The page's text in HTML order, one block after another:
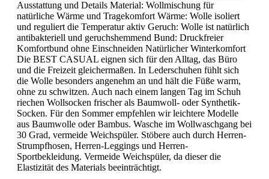
Ausstattung und Details Material: Wollmischung für
natürliche Wärme und Tragekomfort Wärme: Wolle isoliert
und reguliert die Temperatur aktiv Geruch: Wolle ist natürlich
antibakteriell und geruchshemmend Bund: Druckfreier
Komfortbund ohne Einschneiden Natürlicher Winterkomfort
Die BEST CASUAL eignen sich für den Alltag, das Büro
und die Freizeit gleichermaßen. In Lederschuhen fühlt sich
die Wolle besonders angenehm an und hält die Füße warm,
ohne zu schwitzen. Auch nach einem langen Tag im Schuh
riechen Wollsocken frischer als Baumwoll- oder Synthetik-
Socken. Für den Sommer empfehlen wir leichtere Modelle
aus Baumwolle oder Bambus. Wasche im Wollwaschgang bei
30 Grad, vermeide Weichspüler. Stöbere auch durch Herren-
Strumpfhosen, Herren-Leggings und Herren-
Sportbekleidung. Vermeide Weichspüler, da dieser die
Elastizität des Materials beeinträchtigt.